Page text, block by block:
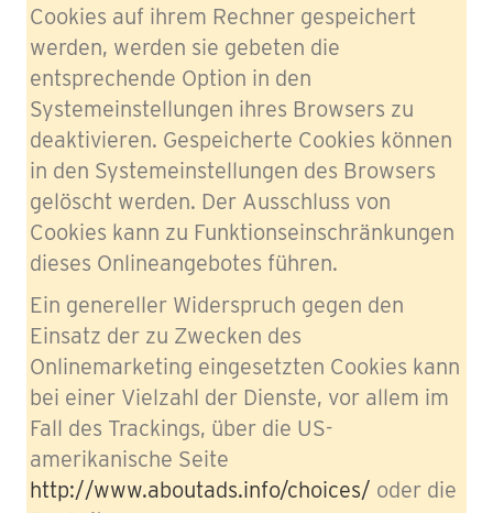
Cookies auf ihrem Rechner gespeichert
werden, werden sie gebeten die
entsprechende Option in den
Systemeinstellungen ihres Browsers zu
deaktivieren. Gespeicherte Cookies können
in den Systemeinstellungen des Browsers
gelöscht werden. Der Ausschluss von
Cookies kann zu Funktionseinschränkungen
dieses Onlineangebotes führen.
Ein genereller Widerspruch gegen den
Einsatz der zu Zwecken des
Onlinemarketing eingesetzten Cookies kann
bei einer Vielzahl der Dienste, vor allem im
Fall des Trackings, über die US-
amerikanische Seite
http://www.aboutads.info/choices/ oder die